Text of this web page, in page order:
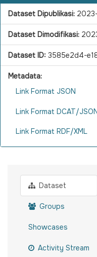
Dataset Dipublikasi:
Dataset Dimodifikasi:
Dataset ID: 3585e2d4-
Metadata:
Link Format JSON
Link Format DCAT/
Link Format RDF/XML
Dataset
Groups
Showcases
Activity Stream